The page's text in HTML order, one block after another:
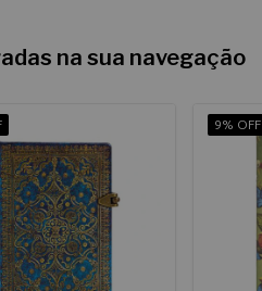
na sua navegação
9% OFF